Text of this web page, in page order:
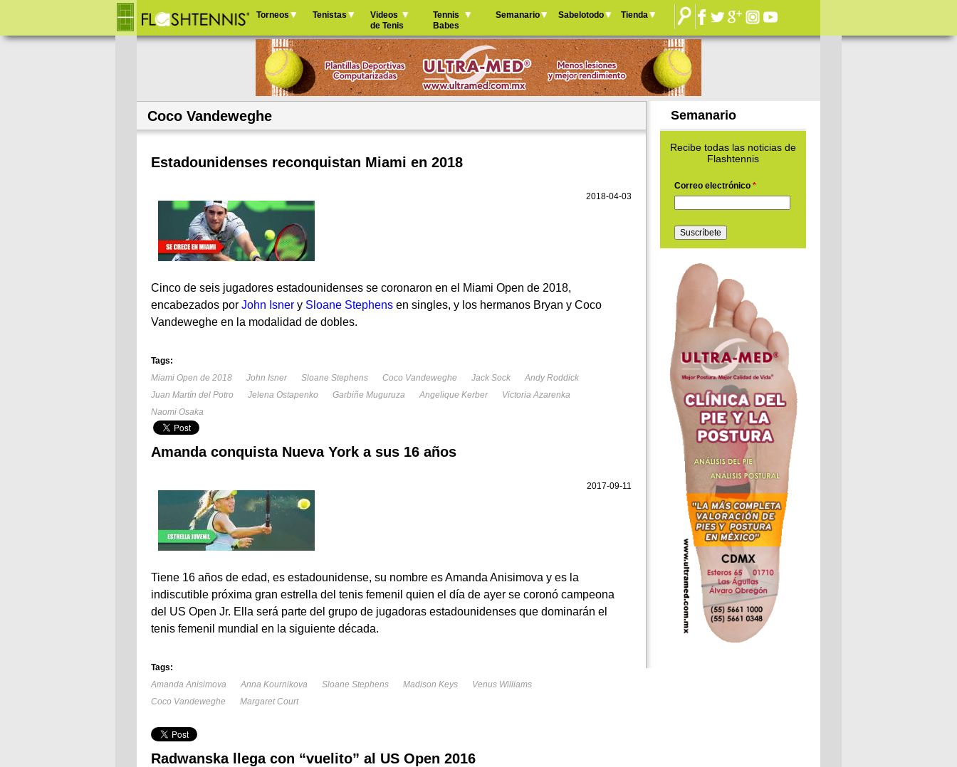
Jump to navigation
principal
Torneos Tenistas
Videos
de Tenis
Tennis
Babes
Semanario Sabelotodo Tienda
Coco Vandeweghe
Estadounidenses reconquistan Miami en 2018
2018-04-03
Cinco de seis jugadores estadounidenses se coronaron en el Miami Open de 2018,
encabezados por John Isner y Sloane Stephens en singles, y los hermanos Bryan y Coco
Vandeweghe en la modalidad de dobles.
Tags:
Miami Open de 2018
John Isner Sloane Stephens Coco Vandeweghe Jack Sock
Andy Roddick
Juan Martín del Potro
Jelena Ostapenko Garbiñe Muguruza Angelique Kerber
Victoria Azarenka
Naomi Osaka
Amanda conquista Nueva York a sus 16 años
2017-09-11
Tiene 16 años de edad, es estadounidense, su nombre es Amanda Anisimova y es la
indiscutible próxima gran estrella del tenis femenil quien el día de ayer se coronó campeona
del US Open Jr. Ella será parte del grupo de jugadoras estadounidenses que dominarán el
tenis femenil mundial en la siguiente década.
Tags:
Amanda Anisimova
Anna Kournikova Sloane Stephens Madison Keys
Venus Williams
Coco Vandeweghe
Margaret Court
Radwanska llega con “vuelito” al US Open 2016
Semanario
Recibe todas las noticias de
Flashtennis
Correo electrónico *